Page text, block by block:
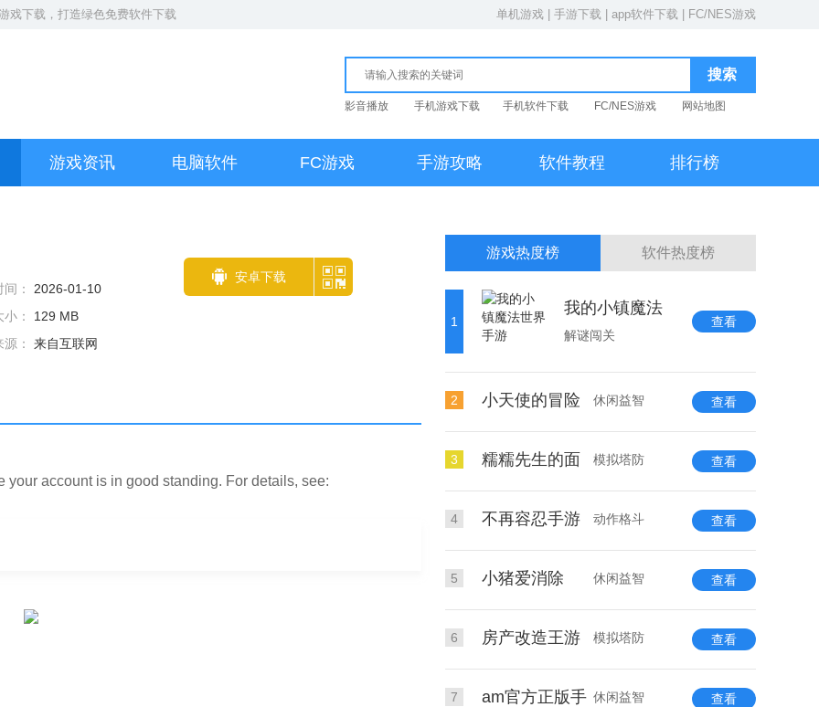
戏下载 ，打造绿色免费软件下载 单机游戏 手游下载 app软件下载 FC/NES游戏
影音播放 手机游戏下载 手机软件下载 FC/NES游戏 网站地图
游戏资讯 电脑软件 FC游戏 手游攻略 软件教程 排行榜
间： 2026-01-10
小：
129 MB
源：
来自互联网
安卓下载
account is in good standing. For details, see:
游戏热度榜 软件热度榜
1
我的小镇魔法
解谜闯关
查看
2 小天使的冒险 休闲益智 查看
3 糯糯先生的面 模拟塔防 查看
4 不再容忍手游 动作格斗 查看
5 小猪爱消除 休闲益智 查看
6 房产改造王游 模拟塔防 查看
7 am官方正版手 休闲益智 查看